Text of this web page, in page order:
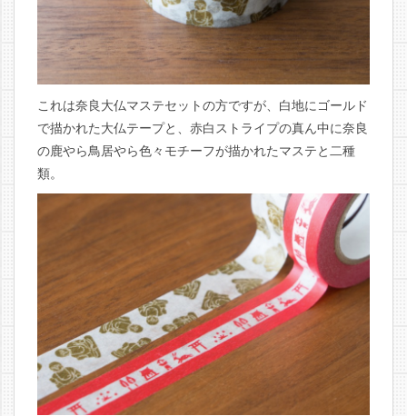
これは奈良大仏マステセットの方ですが、白地にゴールド
で描かれた大仏テープと、赤白ストライプの真ん中に奈良
の鹿やら鳥居やら色々モチーフが描かれたマステと二種
類。